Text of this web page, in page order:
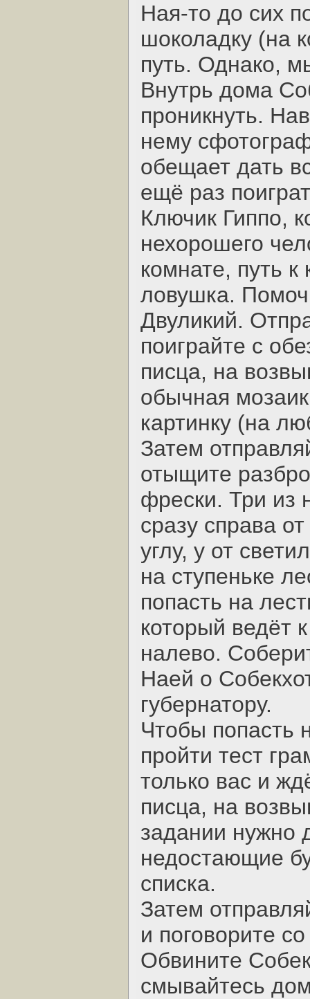
Ная-то до сих
шоколадку (на
путь. Однако,
Внутрь дома
проникнуть.
нему
обещает дать
ещё раз
Ключик Гиппо,
нехорошего
комнате, путь к
ловушка.
Двуликий.
поиграйте с
писца, на
обычная
картинку (на
Затем
отыщите
фрески. Три из
сразу справа
углу, у от
на ступеньке
попасть на
который ведёт
налево.
Наей о
губернатору.
Чтобы попасть
пройти тест
только вас и
писца, на
задании нужно
недостающие
списка.
Затем
и поговорите
Обвините
смывайтесь